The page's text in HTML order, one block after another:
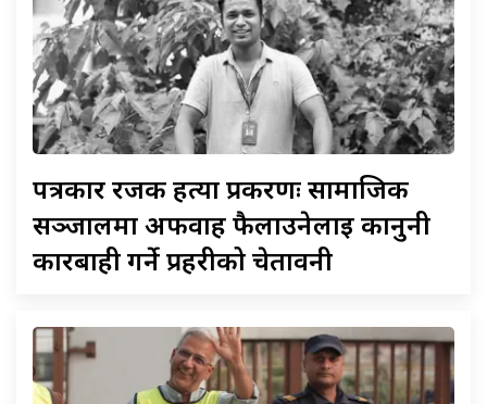
पत्रकाररजक हत्या प्रकरणः सामाजिक
सञ्जालमा अफवाह फैलाउनेलाई कानुनी
कारबाही गर्ने प्रहरीको चेतावनी